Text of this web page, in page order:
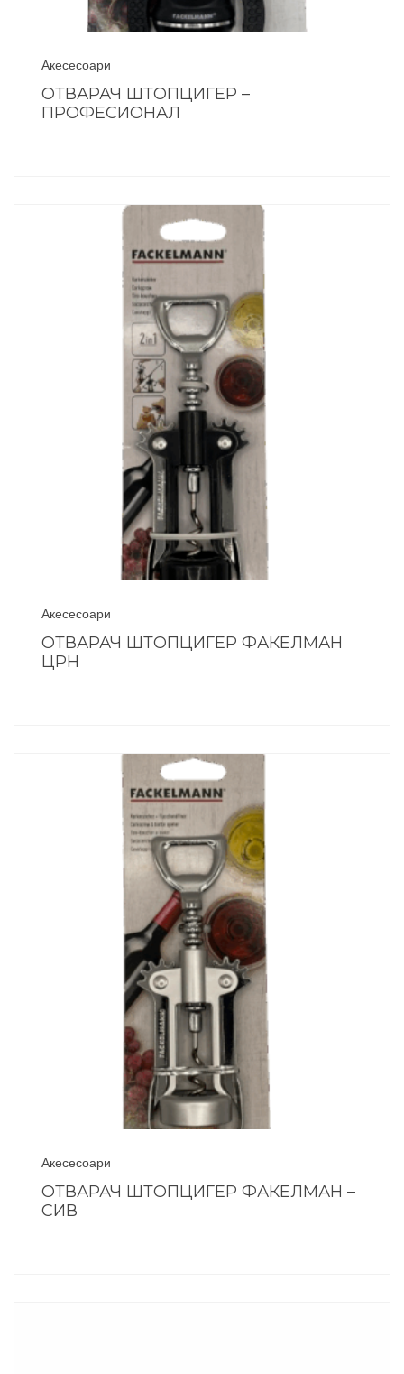
Акесесоари
ОТВАРАЧ ШТОПЦИГЕР –
ПРОФЕСИОНАЛ
Акесесоари
ОТВАРАЧ ШТОПЦИГЕР ФАКЕЛМАН
ЦРН
Акесесоари
ОТВАРАЧ ШТОПЦИГЕР ФАКЕЛМАН –
СИВ